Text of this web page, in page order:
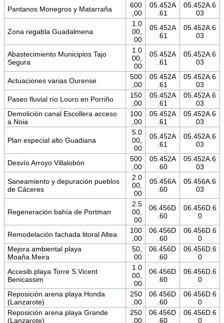
Pantanos Monegros y Matarraña
600
,00
05.452A
.61
05.452A.6
03
Zona regabla Guadalmena
1.0
00,
00
05.452A
.61
05.452A.6
03
Abastecimiento Municipios Tajo
Segura
1.0
00,
00
05.452A
.61
05.452A.6
03
Actuaciones varias Ourense
500
,00
05.452A
.61
05.452A.6
03
Paseo fluvial río Louro en Porriño
150
,00
05.452A
.61
05.452A.6
03
Demolición canal Escollera acceso
a Noia
100
,00
05.452A
.61
05.452A.6
03
Plan especial alto Guadiana
5.0
00,
00
05.452A
.61
05.452A.6
03
Desvío Arroyo Villalobón
500
,00
05.452A
.60
05.452A.6
03
Saneamiento y depuración pueblos
de Cáceres
2.0
00,
00
05.456A
.60
05.456A.6
03
Regeneración bahía de Portman
2.5
00,
00
06.456D
.60
06.456D.6
0
Remodelación fachada litoral Altea
100
,00
06.456D
.60
06.456D.6
0
Mejora ambiental playa
Moaña.Meira
50,
00
06.456D
.60
06.456D.6
0
Accesib.playa Torre S.Vicent
Benicassim
1.0
00,
00
06.456D
.60
06.456D.6
0
Reposición arena playa Honda
(Lanzarote)
250
,00
06.456D
.60
06.456D.6
0
Reposición arena playa Grande
(Lanzarote)
250
,00
06.456D
.60
06.456D.6
0